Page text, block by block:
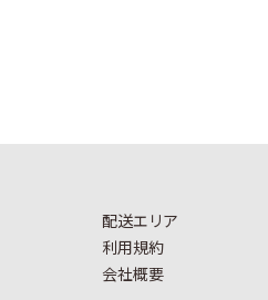
配送エリア
利用規約
会社概要